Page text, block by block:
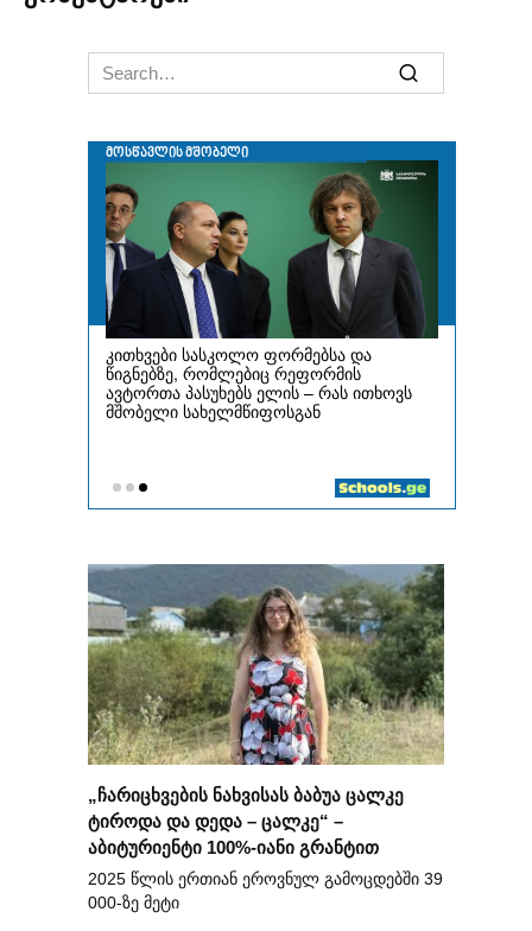
Search
for:
„ჩარიცხვების ნახვისას ბაბუა ცალკე
ტიროდა და დედა – ცალკე“ –
აბიტურიენტი 100%-იანი გრანტით
2025 წლის ერთიან ეროვნულ გამოცდებში 39
000-ზე მეტი